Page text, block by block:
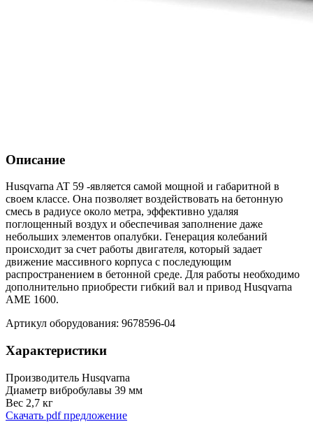
Описание
Husqvarna AT 59 -является самой мощной и габаритной в
своем классе. Она позволяет воздействовать на бетонную
смесь в радиусе около метра, эффективно удаляя
поглощенный воздух и обеспечивая заполнение даже
небольших элементов опалубки. Генерация колебаний
происходит за счет работы двигателя, который задает
движение массивного корпуса с последующим
распространением в бетонной среде. Для работы необходимо
дополнительно приобрести гибкий вал и привод Husqvarna
AME 1600.
Артикул оборудования: 9678596-04
Характеристики
Производитель Husqvarna
Диаметр вибробулавы 39 мм
Вес 2,7 кг
Скачать pdf предложение